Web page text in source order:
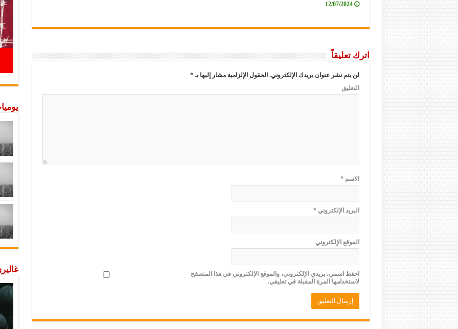
12/07/2024
اترك تعليقاً
لن يتم نشر عنوان بريدك الإلكتروني. الحقول الإلزامية مشار إليها بـ*
التعليق
الاسم*
البريد الإلكتروني*
الموقع الإلكتروني
احفظ اسمي، بريدي الإلكتروني، والموقع الإلكتروني في هذا المتصفح
لاستخدامها المرة المقبلة في تعليقي.